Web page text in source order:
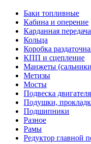
Баки топливные
Кабина и оперение
Карданная передача
Кольца
Коробка
КПП и сцепление
Манжеты
Метизы
Мосты
Подвеска двигателя
Подушки,
Подшипники
Разное
Рамы
Редуктор главной